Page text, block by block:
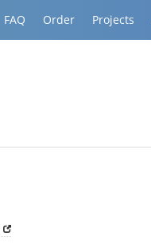
FAQ Order Projects